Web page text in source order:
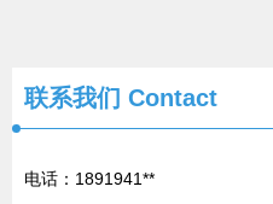
联系我们 Contact
电话：1891941**